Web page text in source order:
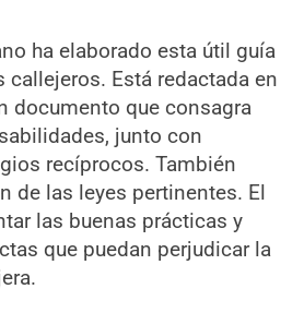
ha elaborado esta útil guía
callejeros. Está redactada en
documento que consagra
junto con
recíprocos. También
de las leyes pertinentes. El
las buenas prácticas y
que puedan perjudicar la